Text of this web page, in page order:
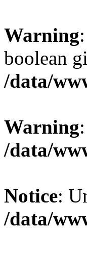
Warning
boolean
/data/
Warning
/data/
Notice:
/data/